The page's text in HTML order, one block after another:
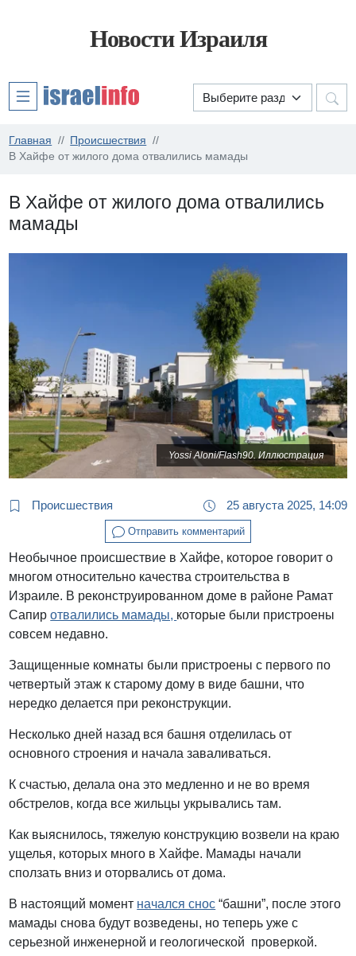
Новости Израиля
Главная
Происшествия
В Хайфе от жилого дома отвалились мамады
В Хайфе от жилого дома отвалились
мамады
Yossi Aloni/Flash90. Иллюстрация
Происшествия 25 августа 2025, 14:09
Отправить комментарий
Необычное происшествие в Хайфе, которое говорит о
многом относительно качества строительства в
Израиле. В реконструированном доме в районе Рамат
Сапиротвалились мамады, которые были пристроены
совсем недавно.
Защищенные комнаты были пристроены с первого по
четвертый этаж к старому дому в виде башни, что
нередко делается при реконструкции.
Несколько дней назад вся башня отделилась от
основного строения и начала заваливаться.
К счастью, делала она это медленно и не во время
обстрелов, когда все жильцы укрывались там.
Как выяснилось, тяжелую конструкцию возвели на краю
ущелья, которых много в Хайфе. Мамады начали
сползать вниз и оторвались от дома.
В настоящий момент начался снос “башни”, после этого
мамады снова будут возведены, но теперь уже с
серьезной инженерной и геологической проверкой.